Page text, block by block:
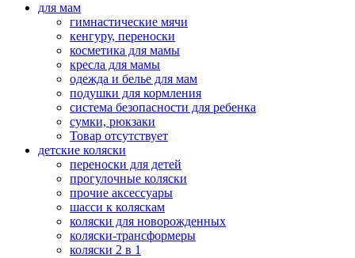
для мам
гимнастические мячи
кенгуру, переноски
косметика для мамы
кресла для мамы
одежда и белье для мам
подушки для кормления
система безопасности для ребенка
сумки, рюкзаки
Товар отсутствует
детские коляски
переноски для детей
прогулочные коляски
прочие аксессуары
шасси к коляскам
коляски для новорожденных
коляски-трансформеры
коляски 2 в 1